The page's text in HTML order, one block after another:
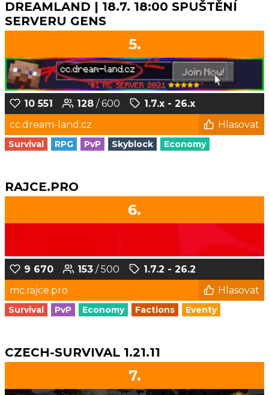
DREAMLAND | 18.7. 18:00 SPUŠTĚNÍ
SERVERU GENS
5.
10 551 128 / 600
1.7.x - 26.x
cc.dream-land.cz
Hlasovat
Survival RPG PvP Skyblock Economy
RAJCE.PRO
6.
9 670 153 / 500
1.7.2 - 26.2
mc.rajce.pro
Hlasovat
Survival PvP Economy Factions Eventy
CZECH-SURVIVAL 1.21.11
7.